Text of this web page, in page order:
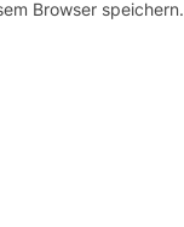
Browser speichern.